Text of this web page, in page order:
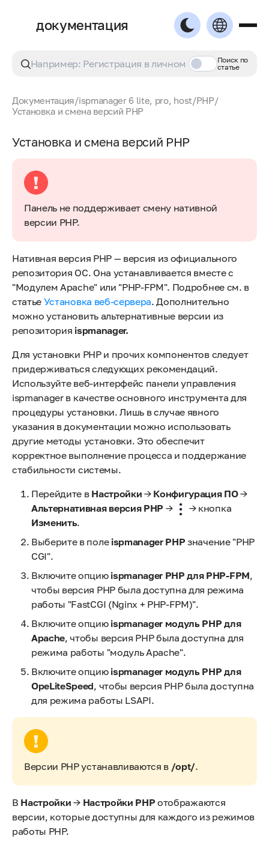
документация
Поиск по
статье
Документация/ispmanager 6 lite, pro, host/PHP/
Установка и смена версий PHP
Установка и смена версий PHP
Панель не поддерживает смену нативной
версии PHP.
Нативная версия PHP — версия из официального
репозитория ОС. Она устанавливается вместе с
"Модулем Apache" или "PHP-FPM". Подробнее см. в
статье Установка веб-сервера. Дополнительно
можно установить альтернативные версии из
репозитория ispmanager.
Для установки PHP и прочих компонентов следует
придерживаться следующих рекомендаций.
Используйте веб-интерфейс панели управления
ispmanager в качестве основного инструмента для
процедуры установки. Лишь в случае явного
указания в документации можно использовать
другие методы установки. Это обеспечит
корректное выполнение процесса и поддержание
стабильности системы.
Перейдите в Настройки →Конфигурация ПО→
Альтернативная версия PHP →
→ кнопка
Изменить.
Выберите в поле ispmanager PHP значение "PHP
CGI".
Включите опцию ispmanager PHP для PHP-FPM,
чтобы версия PHP была доступна для режима
работы "FastCGI (Nginx + PHP-FPM)".
Включите опцию ispmanager модуль PHP для
Apache, чтобы версия PHP была доступна для
режима работы "модуль Apache".
Включите опцию ispmanager модуль PHP для
OpeLiteSpeed, чтобы версия PHP была доступна
для режима работы LSAPI.
Версии PHP устанавливаются в /opt/.
В Настройки→Настройки PHP отображаются
версии, которые доступны для каждого из режимов
работы PHP.